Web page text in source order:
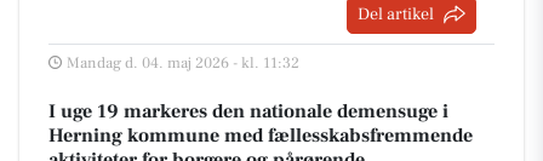
Del artikel
Mandag d. 04. maj 2026 - kl. 11:32
I uge 19 markeres den nationale demensuge i
Herning kommune med fællesskabsfremmende